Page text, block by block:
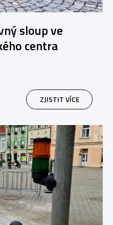
sloup ve
centra
ZJISTIT VÍCE